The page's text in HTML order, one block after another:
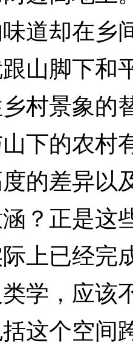
道却在乡
山脚下和
村景象的
下的农村
的差异以
？正是这
上已经完
学，应该
这个空间